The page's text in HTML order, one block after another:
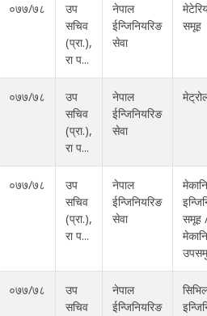
०७७/७८
उप
सचिव
(प्रा‍.),
रा प...
नेपाल
ईन्जिनियरिङ
सेवा
समूह
०७७/७८
उप
सचिव
(प्रा‍.),
रा प...
नेपाल
ईन्जिनियरिङ
सेवा
०७७/७८
उप
सचिव
(प्रा‍.),
रा प...
नेपाल
ईन्जिनियरिङ
सेवा
समूह
०७७/७८
उप
सचिव
नेपाल
ईन्जिनियरिङ